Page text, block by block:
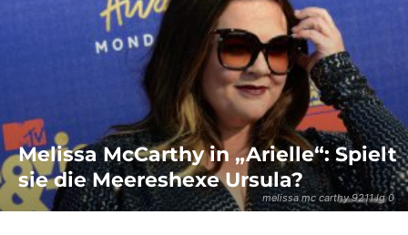
melissa mc carthy 9211 lg 0
Melissa McCarthy in „Arielle“: Spielt
sie die Meereshexe Ursula?